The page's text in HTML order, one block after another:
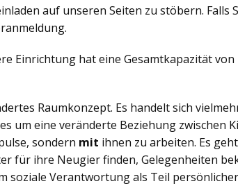
auf unseren Seiten zu stöbern. Falls
Einrichtung hat eine Gesamtkapazität von
Raumkonzept. Es handelt sich
um eine veränderte Beziehung zwischen
sondern mit ihnen zu arbeiten. Es
für ihre Neugier finden, Gelegenheiten
soziale Verantwortung als Teil